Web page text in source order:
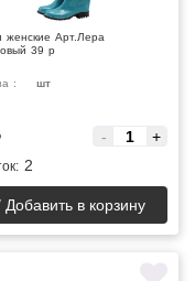
женские Арт.Лера
39 р
: шт
- +
2
Добавить в корзину